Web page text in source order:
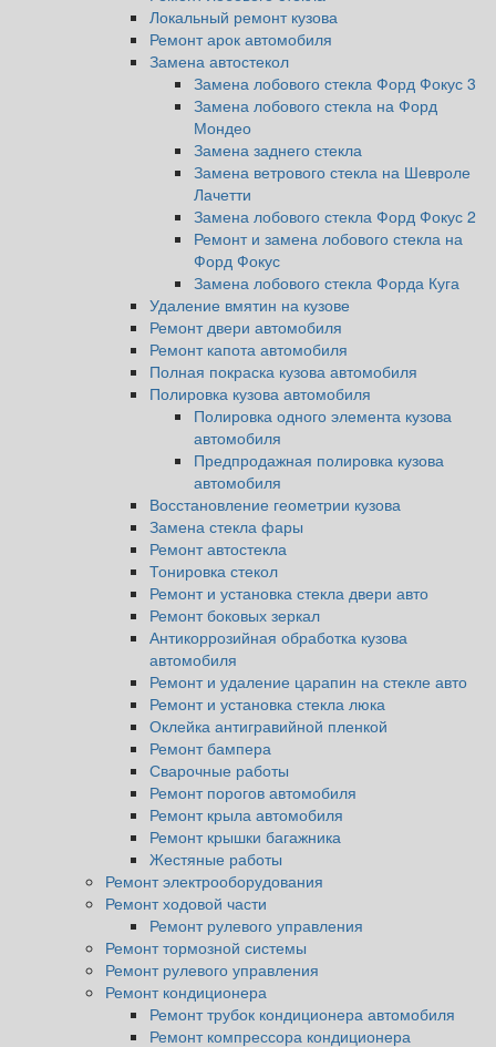
Локальный ремонт кузова
Ремонт арок автомобиля
Замена автостекол
Замена лобового стекла Форд Фокус 3
Замена лобового стекла на Форд
Мондео
Замена заднего стекла
Замена ветрового стекла на Шевроле
Лачетти
Замена лобового стекла Форд Фокус 2
Ремонт и замена лобового стекла на
Форд Фокус
Замена лобового стекла Форда Куга
Удаление вмятин на кузове
Ремонт двери автомобиля
Ремонт капота автомобиля
Полная покраска кузова автомобиля
Полировка кузова автомобиля
Полировка одного элемента кузова
автомобиля
Предпродажная полировка кузова
автомобиля
Восстановление геометрии кузова
Замена стекла фары
Ремонт автостекла
Тонировка стекол
Ремонт и установка стекла двери авто
Ремонт боковых зеркал
Антикоррозийная обработка кузова
автомобиля
Ремонт и удаление царапин на стекле авто
Ремонт и установка стекла люка
Оклейка антигравийной пленкой
Ремонт бампера
Сварочные работы
Ремонт порогов автомобиля
Ремонт крыла автомобиля
Ремонт крышки багажника
Жестяные работы
Ремонт электрооборудования
Ремонт ходовой части
Ремонт рулевого управления
Ремонт тормозной системы
Ремонт рулевого управления
Ремонт кондиционера
Ремонт трубок кондиционера автомобиля
Ремонт компрессора кондиционера